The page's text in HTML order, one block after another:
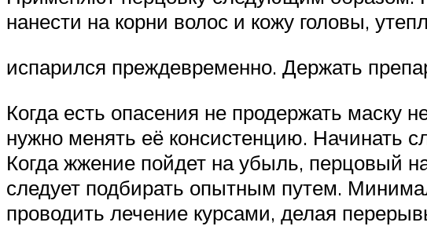
нанести на корни волос и кожу головы,
испарился преждевременно. Держать
Когда есть опасения не продержать
нужно менять её консистенцию. Начинать
Когда жжение пойдет на убыль, перцовый
следует подбирать опытным путем.
проводить лечение курсами, делая